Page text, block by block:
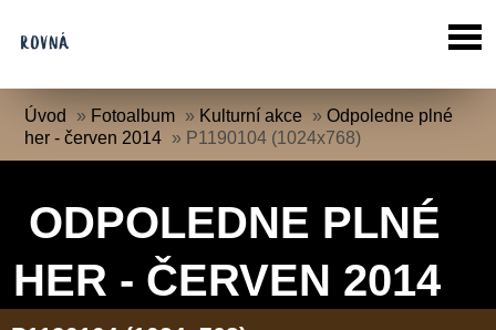
Úvod » Fotoalbum » Kulturní akce »Odpoledne plné
her - červen 2014 » P1190104 (1024x768)
ODPOLEDNE PLNÉ
HER - ČERVEN 2014